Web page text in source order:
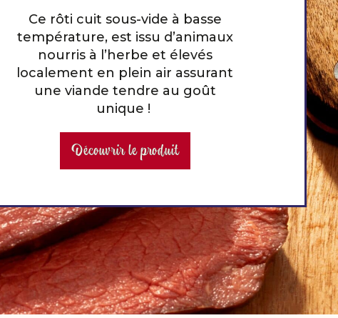
Ce rôti cuit sous-vide à basse
température, est issu d’animaux
nourris à l’herbe et élevés
localement en plein air assurant
une viande tendre au goût
unique !
Découvrir le produit